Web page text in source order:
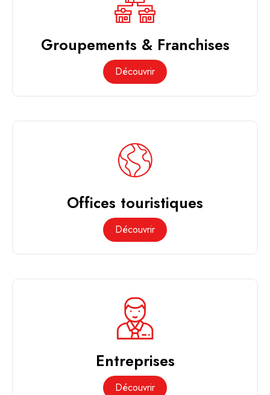
Groupements & Franchises
Découvrir
Offices touristiques
Découvrir
Entreprises
Découvrir